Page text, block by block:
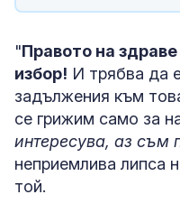
"Правото на
избор! И трябва да
задължения към
се грижим само за
интересува, аз съм
неприемлива липса
той.